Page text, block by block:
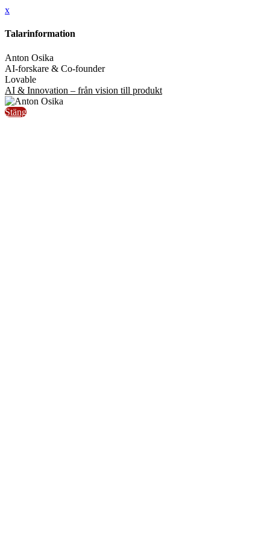
x
Talarinformation
Anton Osika
AI-forskare & Co-founder
Lovable
AI & Innovation – från vision till produkt
Stäng